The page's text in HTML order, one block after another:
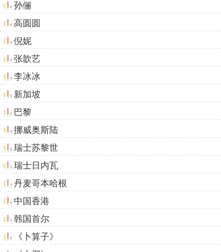
孙俪
高圆圆
倪妮
张歆艺
李冰冰
新加坡
巴黎
挪威奥斯陆
瑞士苏黎世
瑞士日内瓦
丹麦哥本哈根
中国香港
韩国首尔
《卜算子》